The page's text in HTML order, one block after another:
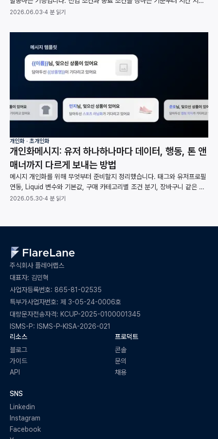
분기, A/B 테스트, 방해 금지 시간대까지 여정 설계 과정을 정리했습니다.
2026.06.03·4 분 읽기
개인화 ∙ 초개인화
개인화메시지: 유저 하나하나마다 데이터, 행동, 톤 앤
매너까지 다르게 보내는 방법
메시지 개인화를 위해 무엇부터 준비할지 정리했습니다. 태그와 유저프로필
연동, Liquid 변수와 기본값, 구매 카테고리별 조건 분기, 장바구니 같은 행
동 데이터 반영까지 받는 사람마다 내용이 달라지는 메시지를 만드는 과정을
2026.05.30·4 분 읽기
주식회사 플레어랩스
대표자: 김민혁
사업자등록번호: 865-81-02535
특부가사업자번호: 제 3-05-24-0006호
대량문자전송자격: KCUP-2025-0100001345
ISMS-P: ISMS-P-KISA-2026-021
리소스
블로그
가이드
API
프로덕트
콘솔
문의
채용
SNS
Linkedin
Instagram
Facebook